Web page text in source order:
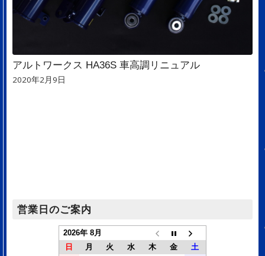
アルトワークス HA36S 車高調リニュアル
2020年2月9日
営業日のご案内
2026年 8月
日
月 火 水 木 金
土